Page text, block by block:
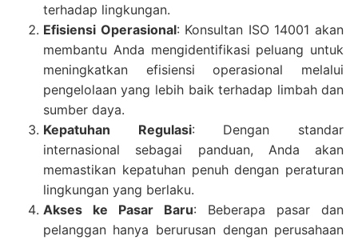
terhadap lingkungan.
Efisiensi Operasional: Konsultan ISO 14001 akan
membantu Anda mengidentifikasi peluang untuk
meningkatkan efisiensi operasional melalui
pengelolaan yang lebih baik terhadap limbah dan
sumber daya.
Kepatuhan Regulasi: Dengan standar
internasional sebagai panduan, Anda akan
memastikan kepatuhan penuh dengan peraturan
lingkungan yang berlaku.
Akses ke Pasar Baru: Beberapa pasar dan
pelanggan hanya berurusan dengan perusahaan